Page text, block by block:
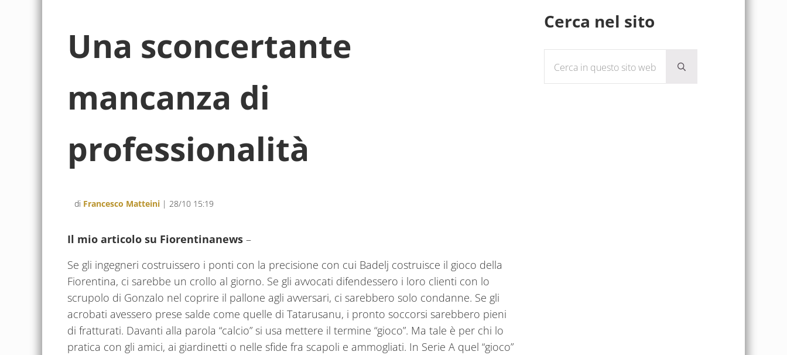
Una sconcertante
mancanza di
professionalità
di Francesco Matteini | 28/10 15:19
Il mio articolo su Fiorentinanews–
Se gli ingegneri costruissero i ponti con la precisione con cui Badelj costruisce il gioco della
Fiorentina, ci sarebbe un crollo al giorno. Se gli avvocati difendessero i loro clienti con lo
scrupolo di Gonzalo nel coprire il pallone agli avversari, ci sarebbero solo condanne. Se gli
acrobati avessero prese salde come quelle di Tatarusanu, i pronto soccorsi sarebbero pieni
di fratturati. Davanti alla parola “calcio” si usa mettere il termine “gioco”. Ma tale è per chi lo
pratica con gli amici, ai giardinetti o nelle sfide fra scapoli e ammogliati. In Serie A quel “gioco”
Cerca nel sito
Submit search